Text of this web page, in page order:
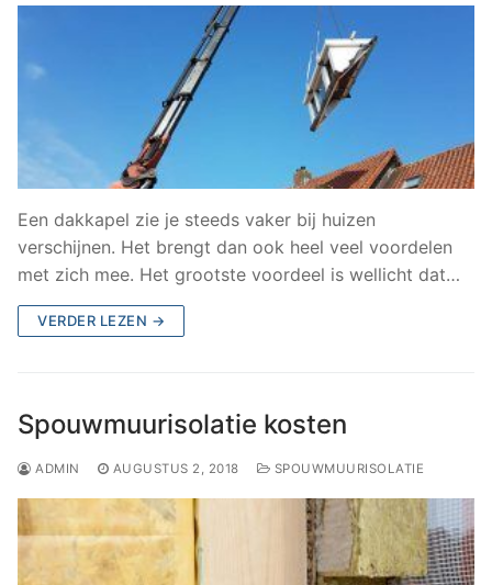
Een dakkapel zie je steeds vaker bij huizen
verschijnen. Het brengt dan ook heel veel voordelen
met zich mee. Het grootste voordeel is wellicht dat…
VERDER LEZEN →
Spouwmuurisolatie kosten
ADMIN AUGUSTUS 2, 2018 SPOUWMUURISOLATIE